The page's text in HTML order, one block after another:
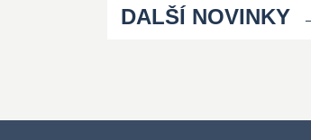
DALŠÍ NOVINKY